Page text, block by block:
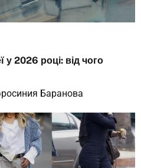
у 2026 році: від чого
Баранова